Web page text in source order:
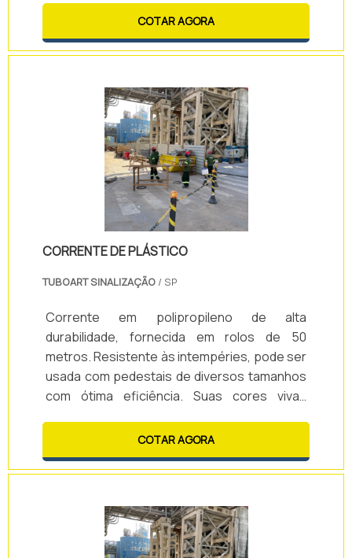
necessidade de pintura, garante durabilidade
e excelente custo-benefício.
COTAR AGORA
CORRENTE DE PLÁSTICO
TUBOART SINALIZAÇÃO / SP
Corrente em polipropileno de alta
durabilidade, fornecida em rolos de 50
metros. Resistente às intempéries, pode ser
usada com pedestais de diversos tamanhos
com ótima eficiência. Suas cores vivas
COTAR AGORA